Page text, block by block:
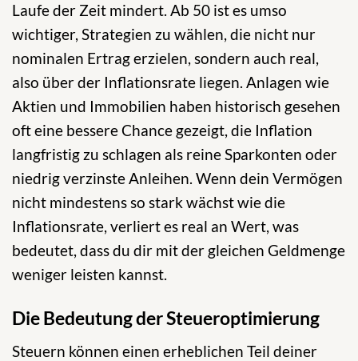
Laufe der Zeit mindert. Ab 50 ist es umso
wichtiger, Strategien zu wählen, die nicht nur
nominalen Ertrag erzielen, sondern auch real,
also über der Inflationsrate liegen. Anlagen wie
Aktien und Immobilien haben historisch gesehen
oft eine bessere Chance gezeigt, die Inflation
langfristig zu schlagen als reine Sparkonten oder
niedrig verzinste Anleihen. Wenn dein Vermögen
nicht mindestens so stark wächst wie die
Inflationsrate, verliert es real an Wert, was
bedeutet, dass du dir mit der gleichen Geldmenge
weniger leisten kannst.
Die Bedeutung der Steueroptimierung
Steuern können einen erheblichen Teil deiner